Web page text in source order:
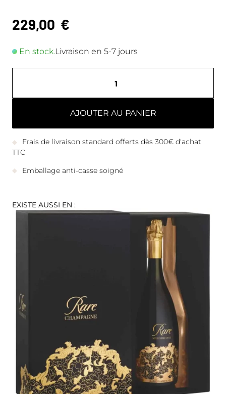
229,00 €
En stock.Livraison en 5-7 jours
AJOUTER AU PANIER
Frais de livraison standard offerts dès 300€ d'achat
TTC
Emballage anti-casse soigné
EXISTE AUSSI EN :